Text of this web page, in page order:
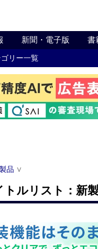
新聞・電子版 書
リー一覧
品 ∨
トルリスト：新